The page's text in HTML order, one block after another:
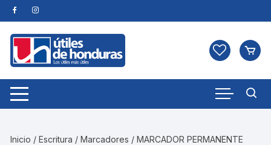
Skip
to
content
Inicio /Escritura /Marcadores / MARCADOR PERMANENTE